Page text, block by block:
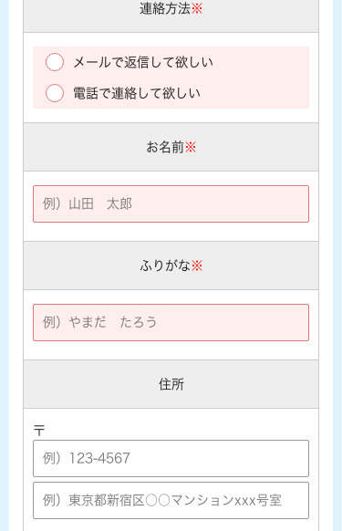
連絡方法※
メールで返信して欲しい
電話で連絡して欲しい
お名前※
ふりがな※
住所
〒